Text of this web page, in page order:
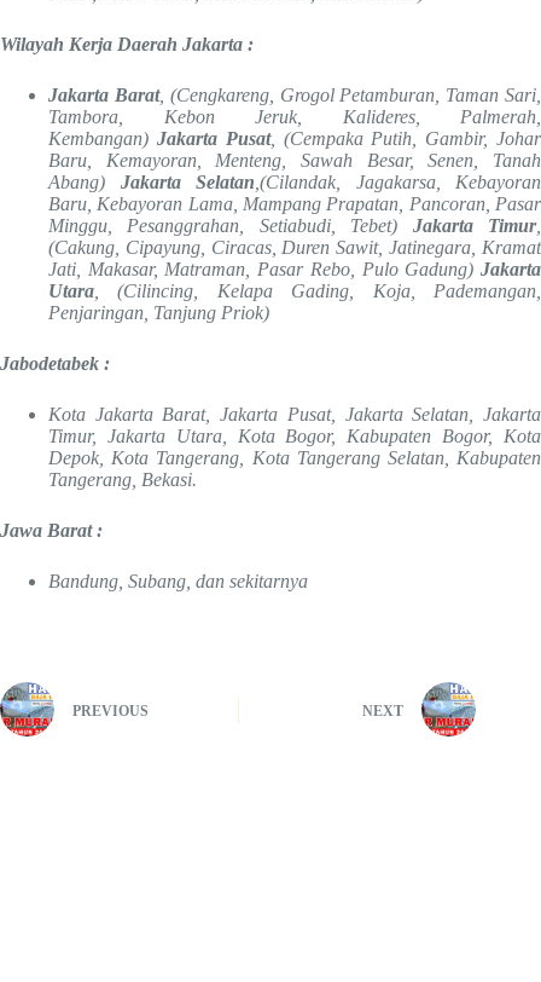
Wilayah Kerja Daerah Jakarta :
Jakarta Barat, (Cengkareng, Grogol Petamburan, Taman Sari,
Tambora, Kebon Jeruk, Kalideres, Palmerah,
Kembangan) Jakarta Pusat, (Cempaka Putih, Gambir, Johar
Baru, Kemayoran, Menteng, Sawah Besar, Senen, Tanah
Abang) Jakarta Selatan ,(Cilandak, Jagakarsa, Kebayoran
Baru, Kebayoran Lama, Mampang Prapatan, Pancoran, Pasar
Minggu, Pesanggrahan, Setiabudi, Tebet) Jakarta Timur,
(Cakung, Cipayung, Ciracas, Duren Sawit, Jatinegara, Kramat
Jati, Makasar, Matraman, Pasar Rebo, Pulo Gadung) Jakarta
Utara , (Cilincing, Kelapa Gading, Koja, Pademangan,
Penjaringan, Tanjung Priok)
Jabodetabek :
Kota Jakarta Barat, Jakarta Pusat, Jakarta Selatan, Jakarta
Timur, Jakarta Utara, Kota Bogor, Kabupaten Bogor, Kota
Depok, Kota Tangerang, Kota Tangerang Selatan, Kabupaten
Tangerang, Bekasi.
Jawa Barat :
Bandung, Subang, dan sekitarnya
PREVIOUS NEXT